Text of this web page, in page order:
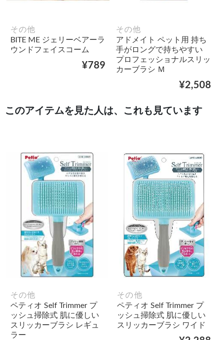
その他
BITE ME ジェリーベアーラ
ウンドフェイスコーム
¥789
その他
アドメイト ペット用 持ち
手がロングで持ちやすい
プロフェッショナルスリッ
カーブラシ Ｍ
¥2,508
このアイテムを見た人は、これも見ています
その他
ペティオ Self Trimmer プ
ッシュ掃除式 肌に優しい
スリッカーブラシ レギュ
ラー
その他
ペティオ Self Trimmer プ
ッシュ掃除式 肌に優しい
スリッカーブラシ ワイド